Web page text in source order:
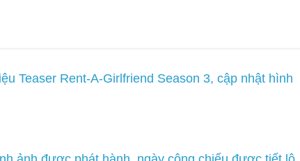
Teaser Rent-A-Girlfriend Season 3, cập nhật hình